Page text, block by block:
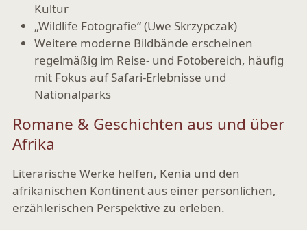
Kultur
„Wildlife Fotografie“(Uwe Skrzypczak)
Weitere moderne Bildbände erscheinen
regelmäßig im Reise- und Fotobereich, häufig
mit Fokus auf Safari-Erlebnisse und
Nationalparks
Romane & Geschichten aus und über
Afrika
Literarische Werke helfen, Kenia und den
afrikanischen Kontinent aus einer persönlichen,
erzählerischen Perspektive zu erleben.